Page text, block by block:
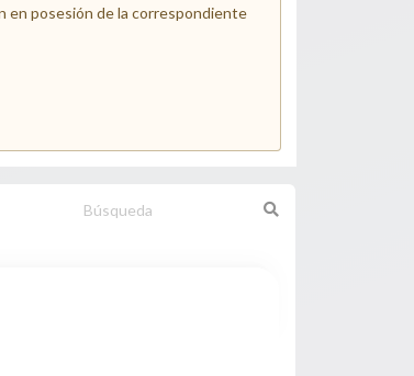
en posesión de la correspondiente